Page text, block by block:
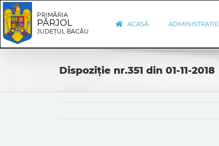
Skip
to
content
Skip
Navigation
PRIMĂRIA
PÂRJOL
JUDEȚUL BACĂU
ACASĂ ADMINISTRAȚIE
Dispoziție nr.351 din 01-11-2018